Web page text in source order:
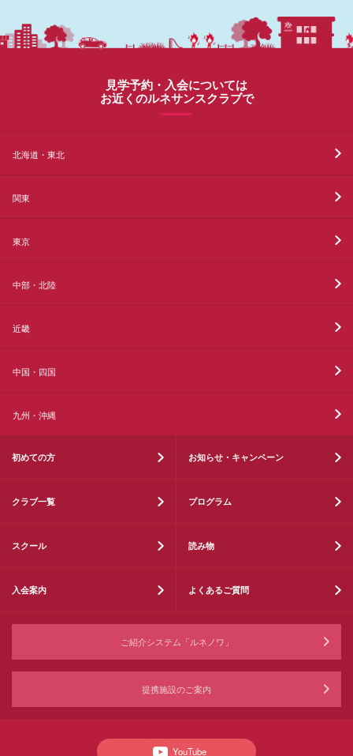
見学予約・入会については
お近くのルネサンスクラブで
北海道・東北
関東
東京
中部・北陸
近畿
中国・四国
九州・沖縄
初めての方 お知らせ・キャンペーン
クラブ一覧 プログラム
スクール 読み物
入会案内 よくあるご質問
ご紹介システム「ルネノワ」
提携施設のご案内
YouTube